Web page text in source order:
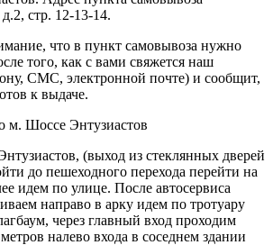
стр. 12-13-14.
что в пункт самовывоза нужно
того, как с вами свяжется наш
СМС, электронной почте) и сообщит,
к выдаче.
м. Шоссе Энтузиастов
(выход из стеклянных дверей
до пешеходного перехода перейти на
идем по улице. После автосервиса
направо в арку идем по тротуару
через главный вход проходим
налево входа в соседнем здании